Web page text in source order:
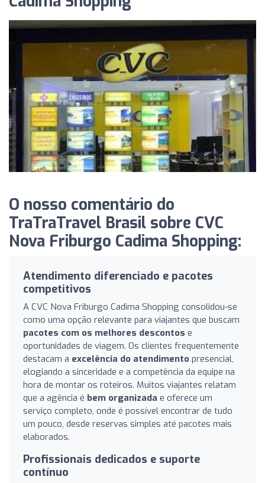
O nosso comentário do
TraTraTravel Brasil sobre CVC
Nova Friburgo Cadima Shopping:
Atendimento diferenciado e pacotes
competitivos
A CVC Nova Friburgo Cadima Shopping consolidou-se
como uma opção relevante para viajantes que buscam
pacotes com os melhores descontos e
oportunidades de viagem. Os clientes frequentemente
destacam a excelência do atendimento presencial,
elogiando a sinceridade e a competência da equipe na
hora de montar os roteiros. Muitos viajantes relatam
que a agência é bem organizada e oferece um
serviço completo, onde é possível encontrar de tudo
um pouco, desde reservas simples até pacotes mais
elaborados.
Profissionais dedicados e suporte
contínuo